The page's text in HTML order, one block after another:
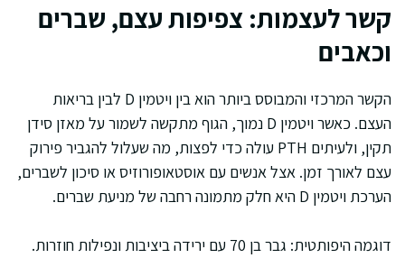
קשר לעצמות: צפיפות עצם, שברים
וכאבים
הקשר המרכזי והמבוסס ביותר הוא בין ויטמין D לבין בריאות
העצם. כאשר ויטמין D נמוך, הגוף מתקשה לשמור על מאזן סידן
תקין, ולעיתים PTH עולה כדי לפצות, מה שעלול להגביר פירוק
עצם לאורך זמן. אצל אנשים עם אוסטאופורוזיס או סיכון לשברים,
הערכת ויטמין D היא חלק מתמונה רחבה של מניעת שברים.
דוגמה היפותטית: גבר בן 70 עם ירידה ביציבות ונפילות חוזרות.